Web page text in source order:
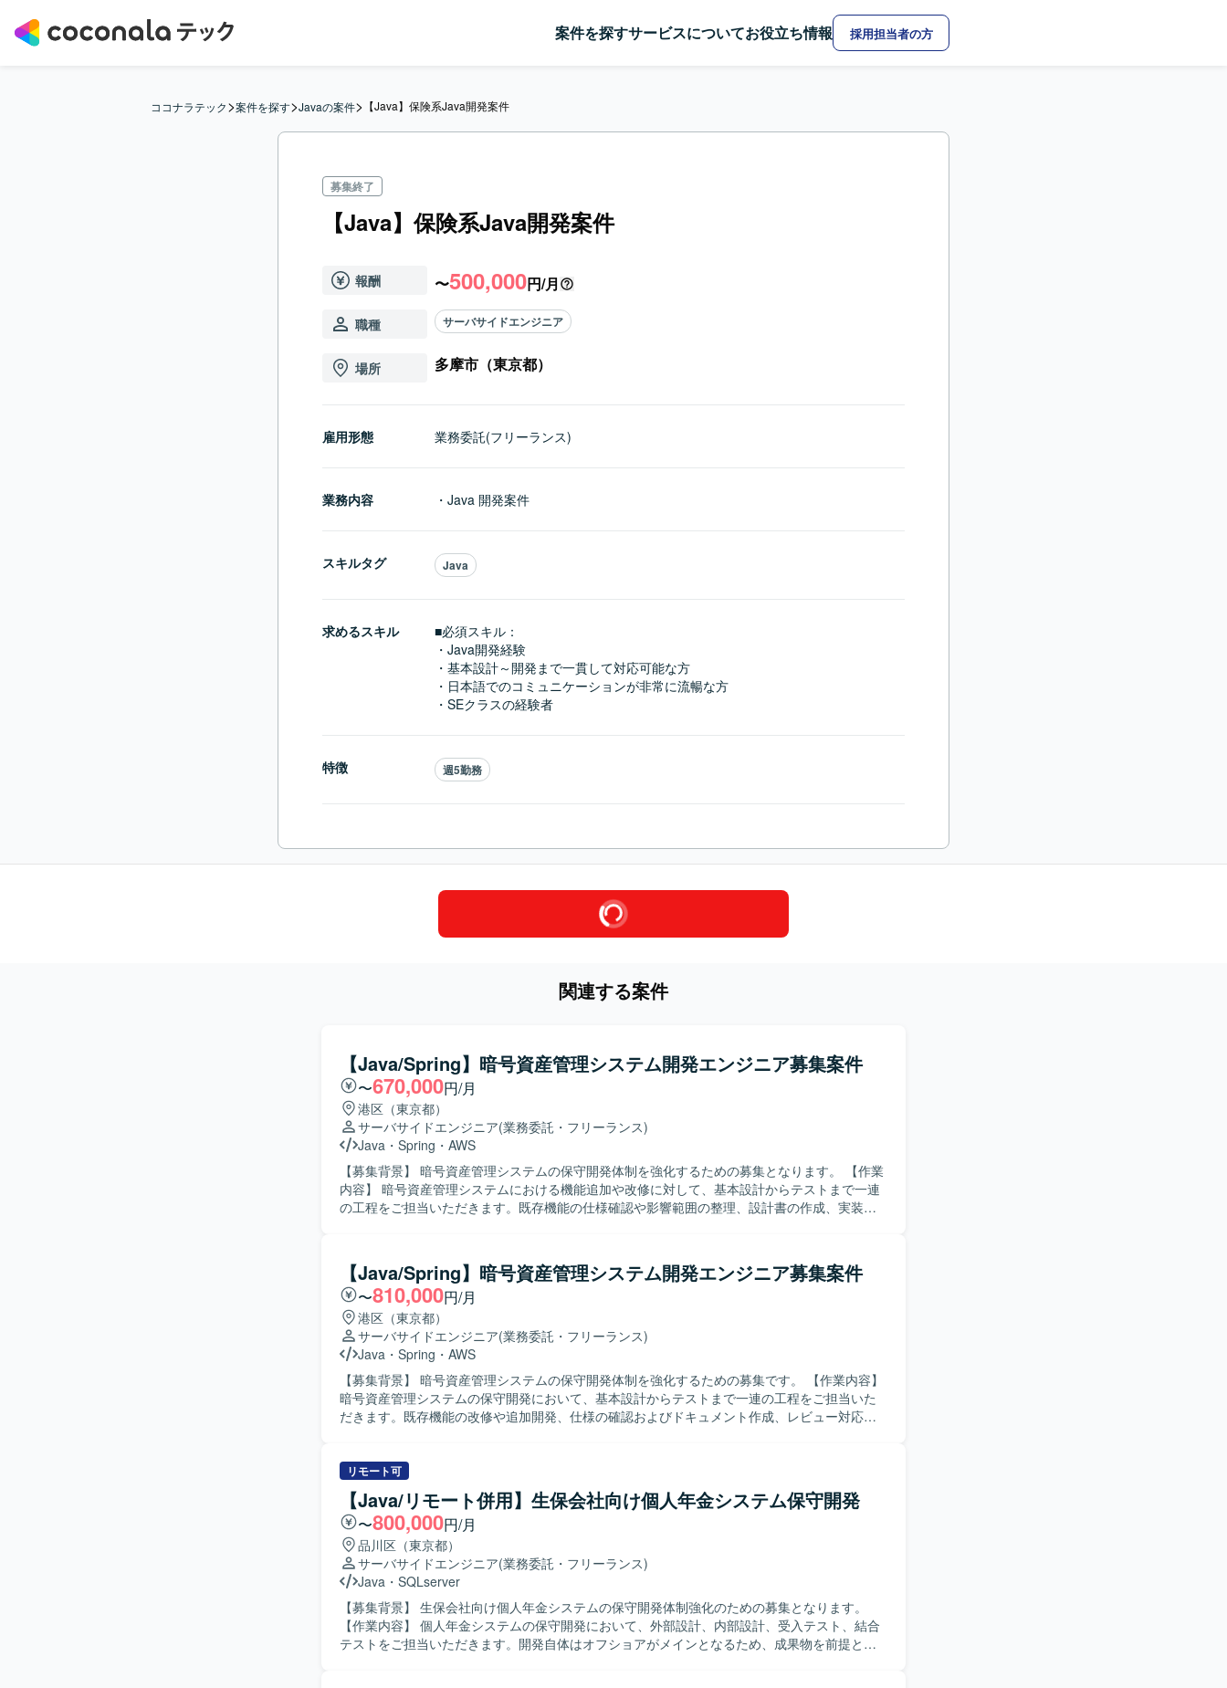
案件を探すサービスについてお役立ち情報 採用担当者の方
ココナラテック>案件を探す>Javaの案件> 【Java】保険系Java開発案件
募集終了
【Java】保険系Java開発案件
報酬 〜500,000円/月
職種 サーバサイドエンジニア
場所 多摩市（東京都）
雇用形態 業務委託(フリーランス)
業務内容 ・Java 開発案件
スキルタグ Java
求めるスキル
■必須スキル：
・Java開発経験
・基本設計～開発まで一貫して対応可能な方
・日本語でのコミュニケーションが非常に流暢な方
・SEクラスの経験者
特徴 週5勤務
関連する案件
【Java/Spring】暗号資産管理システム開発エンジニア募集案件
〜670,000円/月
港区（東京都）
サーバサイドエンジニア(業務委託・フリーランス)
Java ・ Spring ・ AWS
【募集背景】 暗号資産管理システムの保守開発体制を強化するための募集となります。 【作業
内容】 暗号資産管理システムにおける機能追加や改修に対して、基本設計からテストまで一連
の工程をご担当いただきます。既存機能の仕様確認や影響範囲の整理、設計書の作成、実装、
関係者と円滑にコミュニケーションを取りながら、品質と生産性の両立を意識して開発を進め
られる方が望ましいです。 【ポジションの魅力】 暗号資産領域における金融システムの開発を
通じて、ドメイン知識と技術スキルの両面を高めることができます。バックエンドからフロン
トエンドまで幅広い技術に携わることができ、中長期的なキャリア形成にもつながるポジショ
ンです。 【開発環境】 Java、Spring、JavaScript、JSP、React.js、git、AWS 等を用いたWeb
アプリケーション開発環境です。
【Java/Spring】暗号資産管理システム開発エンジニア募集案件
〜810,000円/月
港区（東京都）
サーバサイドエンジニア(業務委託・フリーランス)
Java ・ Spring ・ AWS
【募集背景】 暗号資産管理システムの保守開発体制を強化するための募集です。 【作業内容】
暗号資産管理システムの保守開発において、基本設計からテストまで一連の工程をご担当いた
だきます。既存機能の改修や追加開発、仕様の確認およびドキュメント作成、レビュー対応な
に動ける方が望ましいです。 【ポジションの魅力】 金融業界向け暗号資産管理システムの開発
に携わることで、セキュリティや高信頼性が求められる領域での開発経験を積むことができま
す。Javaを中心としたバックエンドからフロントエンドまで幅広い技術スタックに触れられま
す。 【開発環境】 Java、Spring、Javascript、JSP、React.js、git、AWS 等を利用した環境で
す。
リモート可
【Java/リモート併用】生保会社向け個人年金システム保守開発
〜800,000円/月
品川区（東京都）
サーバサイドエンジニア(業務委託・フリーランス)
Java ・ SQLserver
【募集背景】 生保会社向け個人年金システムの保守開発体制強化のための募集となります。
【作業内容】 個人年金システムの保守開発において、外部設計、内部設計、受入テスト、結合
テストをご担当いただきます。開発自体はオフショアがメインとなるため、成果物を前提とし